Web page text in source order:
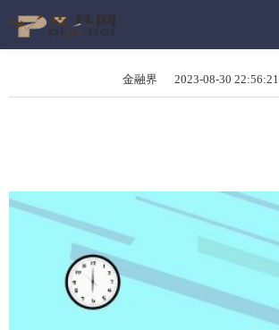
金融界 2023-08-30 22:56:21